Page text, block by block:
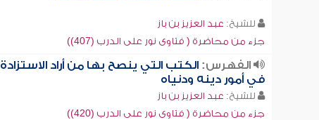
للشيخ: عبد العزيز بن باز
جزء من محاضرة ( فتاوى نور على الدرب (407))
الفهرس:الكتب التي ينصح بها من أراد الاستزادة
في أمور دينه ودنياه
للشيخ: عبد العزيز بن باز
جزء من محاضرة ( فتاوى نور على الدرب (420))